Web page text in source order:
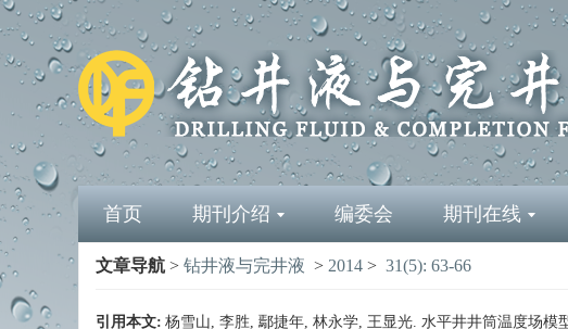
首页 期刊介绍 编委会 期刊在线
文章导航 > 钻井液与完井液 > 2014 > 31(5): 63-66
引用本文: 杨雪山, 李胜, 鄢捷年, 林永学, 王显光. 水平井井筒温度场模